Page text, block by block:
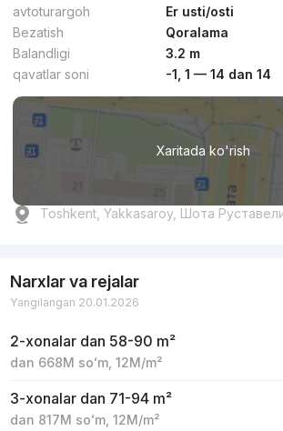
avtoturargoh
Er usti/osti
Bezatish
Qoralama
Balandligi
3.2 m
qavatlar soni
-1, 1 — 14 dan 14
Xaritada ko'rish
Toshkent, Yakkasaroy, Шота
Narxlar va rejalar
Yangilangan 20.01.2026
2-xonalar dan 58-90 m²
dan 668M soʻm, 12M/m²
3-xonalar dan 71-94 m²
dan 817M soʻm, 12M/m²